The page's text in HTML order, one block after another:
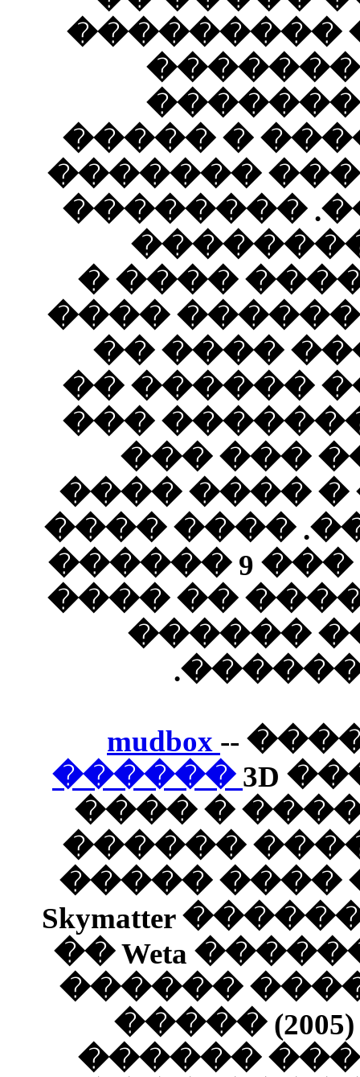
���
��
�� ���� ��� 9
����
��